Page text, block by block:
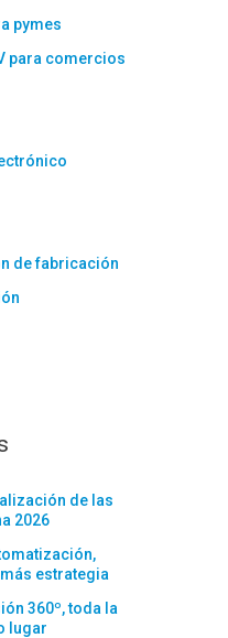
pymes
para comercios
de fabricación
de las
2026
estrategia
360º, toda la
lugar